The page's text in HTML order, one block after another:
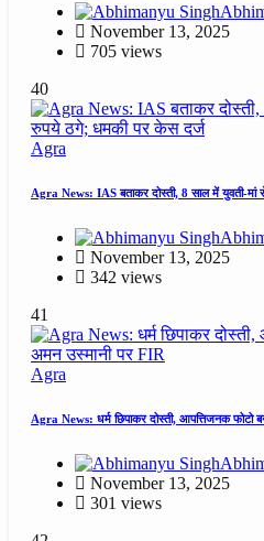
November 13, 2025
705 views
40
Agra
Agra News: IAS बताकर दोस्ती, 8 साल में युवती-
November 13, 2025
342 views
41
Agra
Agra News: धर्म छिपाकर दोस्ती, आपत्तिजनक फोटो
November 13, 2025
301 views